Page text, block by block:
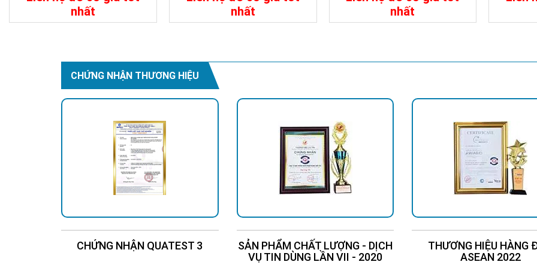
Dòng bộ biến tần không nối lưới này được điều khiển bởi CPU số hóa và đó là DC/AC sóng
thành đầu ra điện áp xoay chiều. Đầu ra là sóng hình sin và nó có thể hoạt động thường ở
tăng hơn gấp đôi, có thể áp dụng cho các loại tải khác nhau, chẳng hạn như tải cảm ứng, tải
nghiệp, máy phát video, thiết bị gia dụng, v.v.
nhất
nhất
nhất
CHỨNG NHẬN THƯƠNG HIỆU
CHỨNG NHẬN QUATEST 3
SẢN PHẨM CHẤT LƯỢNG - DỊCH
VỤ TIN DÙNG LẦN VII - 2020
THƯƠNG HIỆU HÀNG
ASEAN 2022